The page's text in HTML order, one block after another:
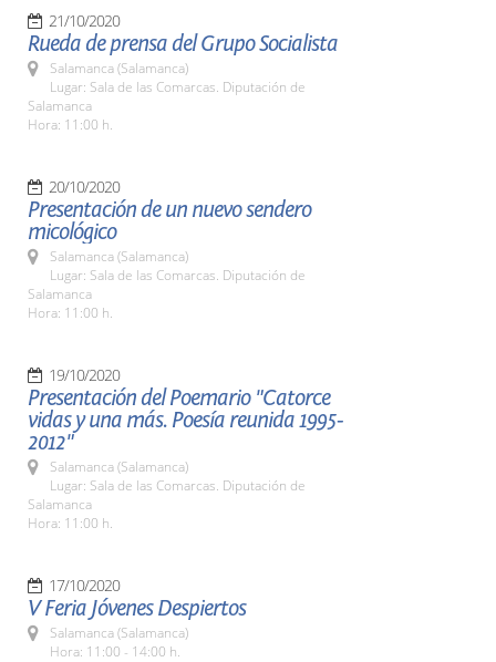
21/10/2020
Rueda de prensa del Grupo Socialista
Salamanca (Salamanca)
Lugar: Sala de las Comarcas. Diputación de
Salamanca
Hora: 11:00 h.
20/10/2020
Presentación de un nuevo sendero
micológico
Salamanca (Salamanca)
Lugar: Sala de las Comarcas. Diputación de
Salamanca
Hora: 11:00 h.
19/10/2020
Presentación del Poemario "Catorce
vidas y una más. Poesía reunida 1995-
2012"
Salamanca (Salamanca)
Lugar: Sala de las Comarcas. Diputación de
Salamanca
Hora: 11:00 h.
17/10/2020
V Feria Jóvenes Despiertos
Salamanca (Salamanca)
Hora: 11:00 - 14:00 h.